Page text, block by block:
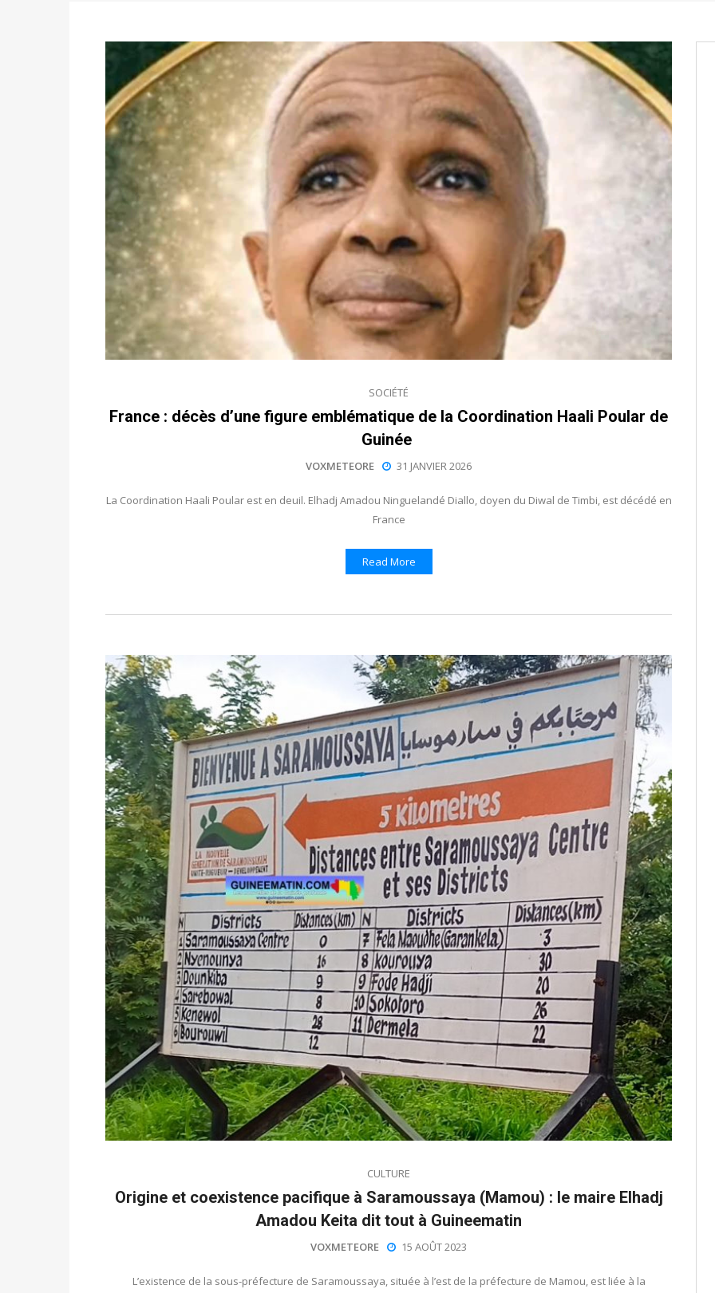
des votes) avant le 16 mai à 16h
Politique- Double scrutin du 31 mai : retrait des cartes d’électeurs possible
du 16 au 31 mai 2026
Politique Délégués de bureaux de vote : vos informations à transmettre
avant le 16 mai 2026 à 16h
Politique Proclamation des résultats globaux provisoires et des
statistiques des législatives et communales : ce 4 juin à 18h
SOCIÉTÉ
France : décès d’une figure emblématique de la Coordination Haali Poular de
Guinée
VOXMETEORE 31 JANVIER 2026
La Coordination Haali Poular est en deuil. Elhadj Amadou Ninguelandé Diallo, doyen du Diwal de Timbi, est décédé en
France
Read More
CULTURE
Origine et coexistence pacifique à Saramoussaya (Mamou) : le maire Elhadj
Amadou Keita dit tout à Guineematin
VOXMETEORE 15 AOÛT 2023
L’existence de la sous-préfecture de Saramoussaya, située à l’est de la préfecture de Mamou, est liée à la